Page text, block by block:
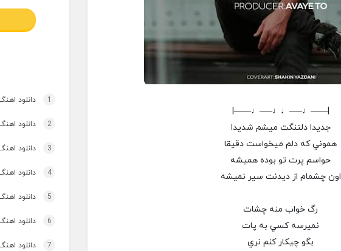
|——♩—–♩♩—–♩——|
جديدا دلتنگت ميشم شديدا
هموني كه دلم ميخواست دقيقا
حواسم پرت تو بوده هميشه
اون چشمام از ديدنت سير نميشه
رگ خواب منه چشات
نميرسه كسي به پات
بگو چيكار كنم نري
1 دانلود اهنگ تاپ و
2 دانلود
3 دانلود اهنگ برنو
4 دانلود
5 دانلود
6 دانلود
7 دانلود